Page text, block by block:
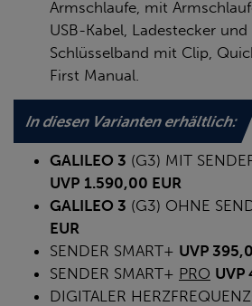
Armschlaufe, mit
USB-Kabel, Ladestecker und
Schlüsselband mit Clip,
First Manual.
In diesen Varianten erhältlich:
GALILEO 3 (G3) MIT
UVP 1.590,00 EUR
GALILEO 3 (G3) OHNE
EUR
SENDER SMART+ UVP
SENDER SMART+ PRO UVP
DIGITALER